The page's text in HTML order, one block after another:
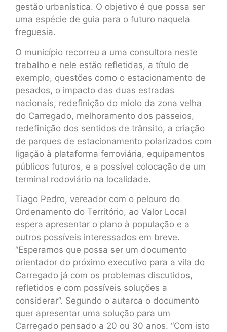
gestão urbanística. O objetivo é que possa ser
uma espécie de guia para o futuro naquela
freguesia.
O município recorreu a uma consultora neste
trabalho e nele estão refletidas, a título de
exemplo, questões como o estacionamento de
pesados, o impacto das duas estradas
nacionais, redefinição do miolo da zona velha
do Carregado, melhoramento dos passeios,
redefinição dos sentidos de trânsito, a criação
de parques de estacionamento polarizados com
ligação à plataforma ferroviária, equipamentos
públicos futuros, e a possível colocação de um
terminal rodoviário na localidade.
Tiago Pedro, vereador com o pelouro do
Ordenamento do Território, ao Valor Local
espera apresentar o plano à população e a
outros possíveis interessados em breve.
“Esperamos que possa ser um documento
orientador do próximo executivo para a vila do
Carregado já com os problemas discutidos,
refletidos e com possíveis soluções a
considerar”. Segundo o autarca o documento
quer apresentar uma solução para um
Carregado pensado a 20 ou 30 anos. “Com isto